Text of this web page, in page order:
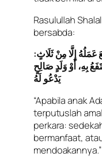
Rasulullah
bersabda:
عَمَلُهُ إِلَّا مِنْ ثَلَاثٍ:
بِهِ، أَوْ وَلَدٍ صَالِحٍ
يَدْعُو لَهُ
“Apabila anak
terputuslah
perkara:
bermanfaat,
mendoakannya.”